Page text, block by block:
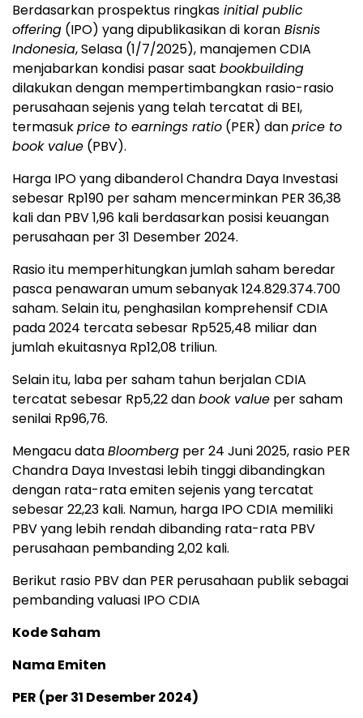
Berdasarkan prospektus ringkas initial public
offering (IPO) yang dipublikasikan di koran Bisnis
Indonesia, Selasa (1/7/2025), manajemen CDIA
menjabarkan kondisi pasar saat bookbuilding
dilakukan dengan mempertimbangkan rasio-rasio
perusahaan sejenis yang telah tercatat di BEI,
termasukprice to earnings ratio (PER) danprice to
book value (PBV).
Harga IPO yang dibanderol Chandra Daya Investasi
sebesar Rp190 per saham mencerminkan PER 36,38
kali dan PBV 1,96 kali berdasarkan posisi keuangan
perusahaan per 31 Desember 2024.
Rasio itu memperhitungkan jumlah saham beredar
pasca penawaran umum sebanyak 124.829.374.700
saham. Selain itu, penghasilan komprehensif CDIA
pada 2024 tercata sebesar Rp525,48 miliar dan
jumlah ekuitasnya Rp12,08 triliun.
Selain itu, laba per saham tahun berjalan CDIA
tercatat sebesar Rp5,22 danbook value per saham
senilai Rp96,76.
Mengacu dataBloomberg per 24 Juni 2025, rasio PER
Chandra Daya Investasi lebih tinggi dibandingkan
dengan rata-rata emiten sejenis yang tercatat
sebesar 22,23 kali. Namun, harga IPO CDIA memiliki
PBV yang lebih rendah dibanding rata-rata PBV
perusahaan pembanding 2,02 kali.
Berikut rasio PBV dan PER perusahaan publik sebagai
pembanding valuasi IPO CDIA
Kode Saham
Nama Emiten
PER (per 31 Desember 2024)